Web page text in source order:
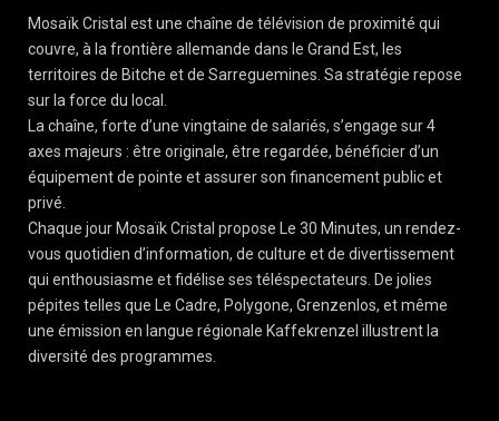
Mosaïk Cristal est une chaîne de télévision de proximité qui
couvre, à la frontière allemande dans le Grand Est, les
territoires de Bitche et de Sarreguemines. Sa stratégie repose
sur la force du local.
La chaîne, forte d’une vingtaine de salariés, s’engage sur 4
axes majeurs : être originale, être regardée, bénéficier d’un
équipement de pointe et assurer son financement public et
privé.
Chaque jour Mosaïk Cristal propose Le 30 Minutes, un rendez-
vous quotidien d’information, de culture et de divertissement
qui enthousiasme et fidélise ses téléspectateurs. De jolies
pépites telles que Le Cadre, Polygone, Grenzenlos, et même
une émission en langue régionale Kaffekrenzel illustrent la
diversité des programmes.